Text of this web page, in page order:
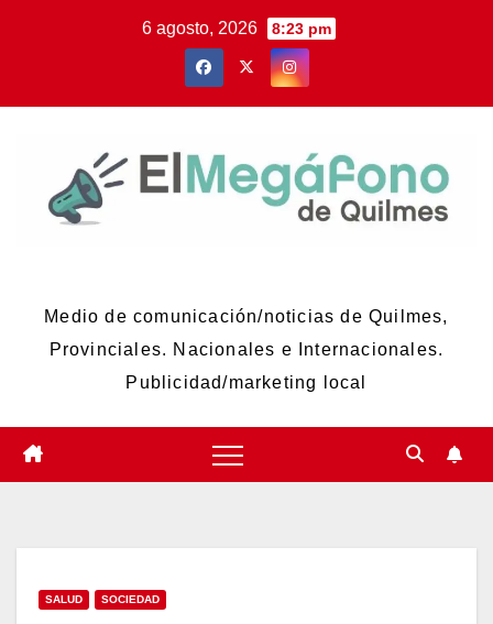
6 agosto, 2026 8:23 pm
Medio de comunicación/noticias de Quilmes,
Provinciales. Nacionales e Internacionales.
Publicidad/marketing local
SALUD SOCIEDAD